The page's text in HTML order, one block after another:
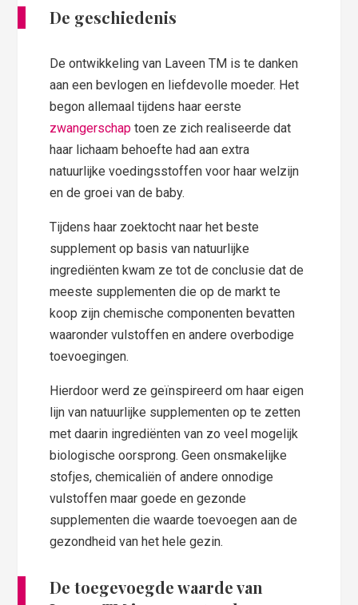
De geschiedenis
De ontwikkeling van Laveen TM is te danken
aan een bevlogen en liefdevolle moeder. Het
begon allemaal tijdens haar eerste
zwangerschap toen ze zich realiseerde dat
haar lichaam behoefte had aan extra
natuurlijke voedingsstoffen voor haar welzijn
en de groei van de baby.
Tijdens haar zoektocht naar het beste
supplement op basis van natuurlijke
ingrediënten kwam ze tot de conclusie dat de
meeste supplementen die op de markt te
koop zijn chemische componenten bevatten
waaronder vulstoffen en andere overbodige
toevoegingen.
Hierdoor werd ze geïnspireerd om haar eigen
lijn van natuurlijke supplementen op te zetten
met daarin ingrediënten van zo veel mogelijk
biologische oorsprong. Geen onsmakelijke
stofjes, chemicaliën of andere onnodige
vulstoffen maar goede en gezonde
supplementen die waarde toevoegen aan de
gezondheid van het hele gezin.
De toegevoegde waarde van